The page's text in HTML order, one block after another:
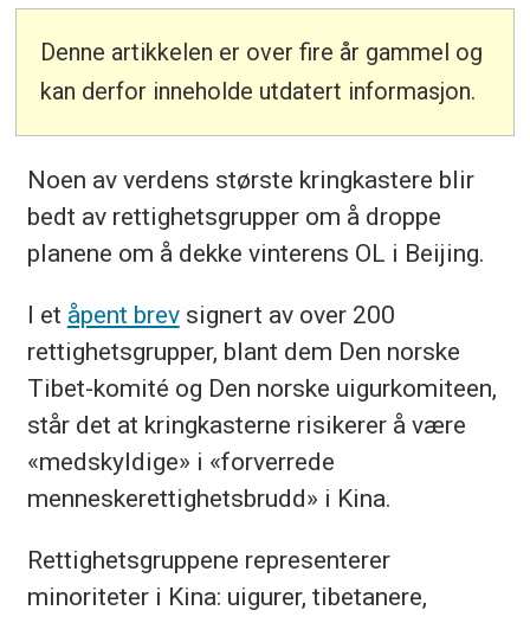
Denne artikkelen er over fire år gammel og
kan derfor inneholde utdatert informasjon.
Noen av verdens største kringkastere blir
bedt av rettighetsgrupper om å droppe
planene om å dekke vinterens OL i Beijing.
I et åpent brevsignert av over 200
rettighetsgrupper, blant dem Den norske
Tibet-komité og Den norske uigurkomiteen,
står det at kringkasterne risikerer å være
«medskyldige» i «forverrede
menneskerettighetsbrudd» i Kina.
Rettighetsgruppene representerer
minoriteter i Kina: uigurer, tibetanere,